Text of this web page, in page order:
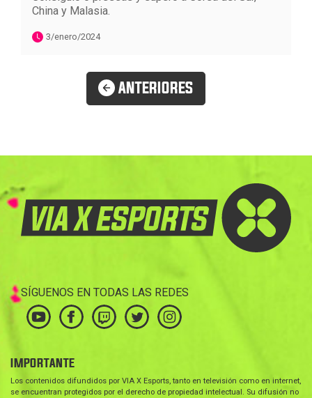
China y Malasia.
3/enero/2024
ANTERIORES
SÍGUENOS EN TODAS LAS REDES
IMPORTANTE
Los contenidos difundidos por VIA X Esports, tanto en televisión como en internet,
se encuentran protegidos por el derecho de propiedad intelectual. Su difusión no